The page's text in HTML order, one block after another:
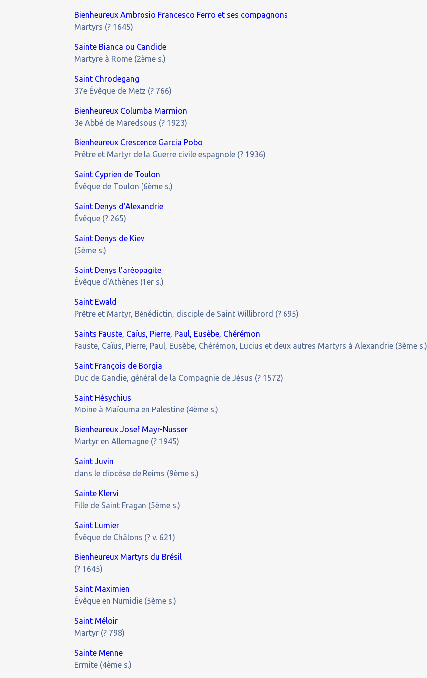
Bienheureux Ambrosio Francesco Ferro et ses compagnons
Martyrs (? 1645)
Sainte Bianca ou Candide
Martyre à Rome (2ème s.)
Saint Chrodegang
37e Évêque de Metz (? 766)
Bienheureux Columba Marmion
3e Abbé de Maredsous (? 1923)
Bienheureux Crescence Garcia Pobo
Prêtre et Martyr de la Guerre civile espagnole (? 1936)
Saint Cyprien de Toulon
Évêque de Toulon (6ème s.)
Saint Denys d'Alexandrie
Évêque (? 265)
Saint Denys de Kiev
(5ème s.)
Saint Denys l’aréopagite
Évêque d'Athènes (1er s.)
Saint Ewald
Prêtre et Martyr, Bénédictin, disciple de Saint Willibrord (? 695)
Saints Fauste, Caïus, Pierre, Paul, Eusèbe, Chérémon
Fauste, Caïus, Pierre, Paul, Eusèbe, Chérémon, Lucius et deux autres Martyrs à Alexandrie (3ème s.)
Saint François de Borgia
Duc de Gandie, général de la Compagnie de Jésus (? 1572)
Saint Hésychius
Moine à Maïouma en Palestine (4ème s.)
Bienheureux Josef Mayr-Nusser
Martyr en Allemagne (? 1945)
Saint Juvin
dans le diocèse de Reims (9ème s.)
Sainte Klervi
Fille de Saint Fragan (5ème s.)
Saint Lumier
Évêque de Châlons (? v. 621)
Bienheureux Martyrs du Brésil
(? 1645)
Saint Maximien
Évêque en Numidie (5ème s.)
Saint Méloir
Martyr (? 798)
Sainte Menne
Ermite (4ème s.)